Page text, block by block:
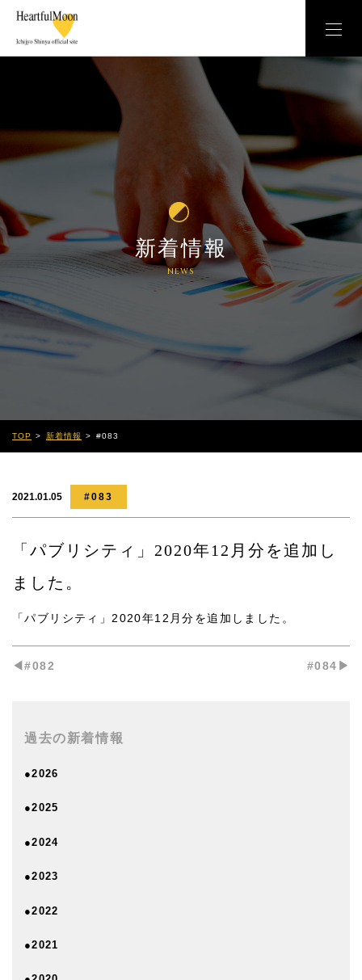
新着情報
NEWS
TOP 新着情報 #083
2021.01.05 #083
「パブリシティ」2020年12月分を追加し
ました。
「パブリシティ」2020年12月分を追加しました。
◀︎#082 #084▶︎
過去の新着情報
●2026
●2025
●2024
●2023
●2022
●2021